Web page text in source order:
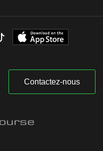
Contactez-nous